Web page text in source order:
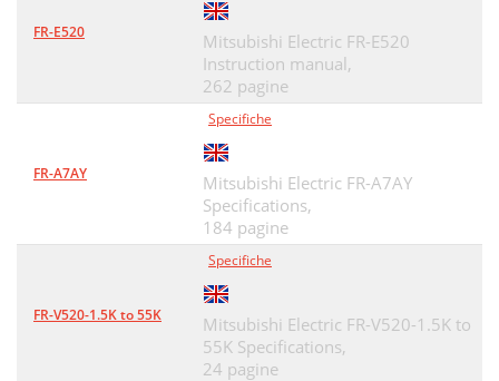
FR-E520
Mitsubishi Electric FR-E520
Instruction manual,
262 pagine
FR-A7AY
Specifiche
Mitsubishi Electric FR-A7AY
Specifications,
184 pagine
FR-V520-1.5K to 55K
Specifiche
Mitsubishi Electric FR-V520-1.5K to
55K Specifications,
24 pagine